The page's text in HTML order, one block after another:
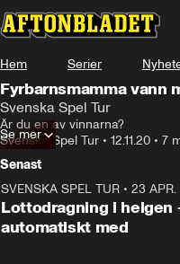
Annons
Annons från Svenska Spel
Hem Serier
Fyrbarnsmamma vann
Svenska Spel Tur
Är du en av vinnarna?
Svenska Spel Tur • 12.11.20 • 7
Se mer
Senast
SVENSKA SPEL TUR • 23 APR.
Lottodragning i helgen
automatiskt med